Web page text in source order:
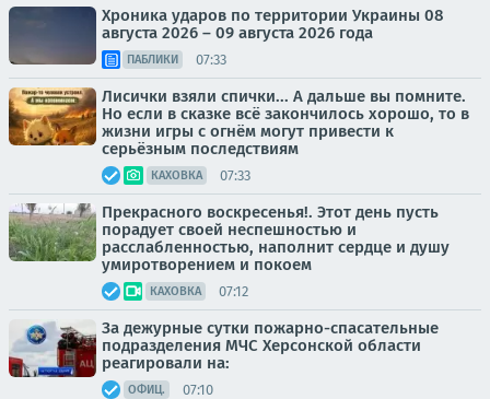
Хроника ударов по территории Украины 08
августа 2026 – 09 августа 2026 года
ПАБЛИКИ 07:33
Лисички взяли спички... А дальше вы помните.
Но если в сказке всё закончилось хорошо, то в
жизни игры с огнём могут привести к
серьёзным последствиям
КАХОВКА 07:33
Прекрасного воскресенья!. Этот день пусть
порадует своей неспешностью и
расслабленностью, наполнит сердце и душу
умиротворением и покоем
КАХОВКА 07:12
За дежурные сутки пожарно-спасательные
подразделения МЧС Херсонской области
реагировали на:
ОФИЦ. 07:10